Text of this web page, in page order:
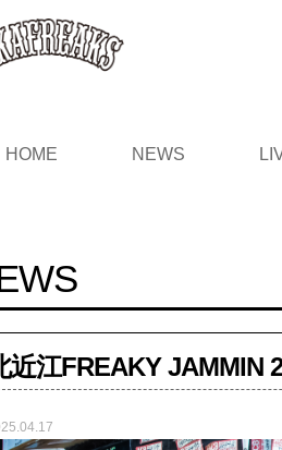
HOME NEWS
近江FREAKY JAMMIN